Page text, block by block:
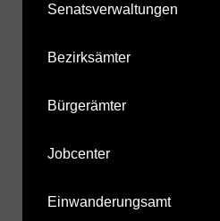
Senatsverwaltungen
Bezirksämter
Bürgerämter
Jobcenter
Einwanderungsamt